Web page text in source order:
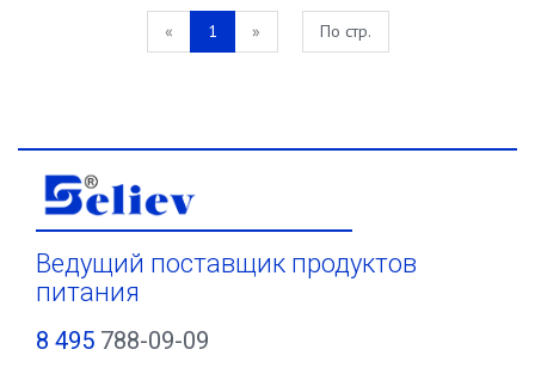
« 1 » По стр.
Ведущий поставщик продуктов
питания
8 495 788-09-09